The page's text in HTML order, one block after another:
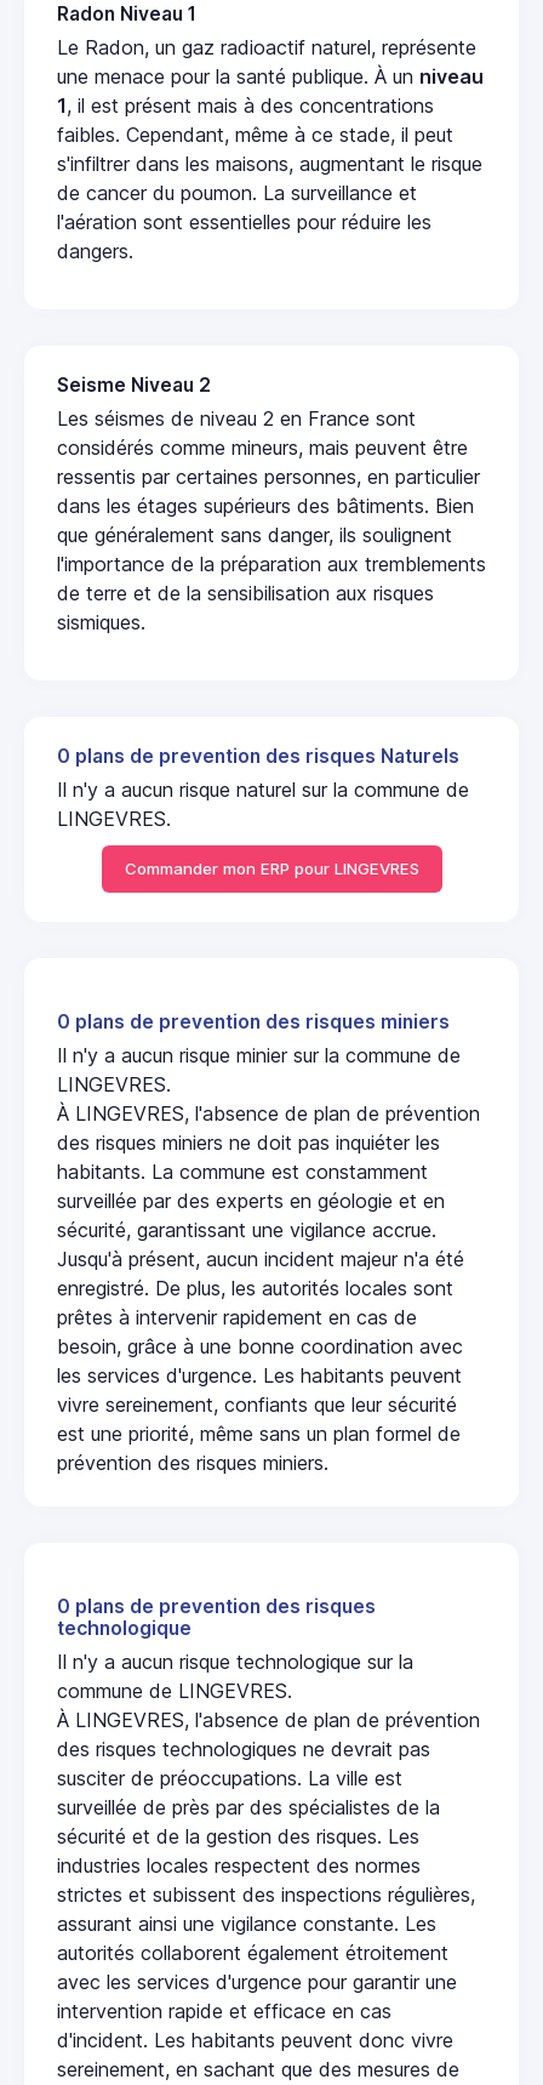
Radon Niveau 1
Le Radon, un gaz radioactif naturel, représente
une menace pour la santé publique. À un niveau
1, il est présent mais à des concentrations
faibles. Cependant, même à ce stade, il peut
s'infiltrer dans les maisons, augmentant le risque
de cancer du poumon. La surveillance et
l'aération sont essentielles pour réduire les
dangers.
Seisme Niveau 2
Les séismes de niveau 2 en France sont
considérés comme mineurs, mais peuvent être
ressentis par certaines personnes, en particulier
dans les étages supérieurs des bâtiments. Bien
que généralement sans danger, ils soulignent
l'importance de la préparation aux tremblements
de terre et de la sensibilisation aux risques
sismiques.
0 plans de prevention des risques Naturels
Il n'y a aucun risque naturel sur la commune de
LINGEVRES.
Commander mon ERP pour LINGEVRES
0 plans de prevention des risques miniers
Il n'y a aucun risque minier sur la commune de
LINGEVRES.
À LINGEVRES, l'absence de plan de prévention
des risques miniers ne doit pas inquiéter les
habitants. La commune est constamment
surveillée par des experts en géologie et en
sécurité, garantissant une vigilance accrue.
Jusqu'à présent, aucun incident majeur n'a été
enregistré. De plus, les autorités locales sont
prêtes à intervenir rapidement en cas de
besoin, grâce à une bonne coordination avec
les services d'urgence. Les habitants peuvent
vivre sereinement, confiants que leur sécurité
est une priorité, même sans un plan formel de
prévention des risques miniers.
0 plans de prevention des risques
technologique
Il n'y a aucun risque technologique sur la
commune de LINGEVRES.
À LINGEVRES, l'absence de plan de prévention
des risques technologiques ne devrait pas
susciter de préoccupations. La ville est
surveillée de près par des spécialistes de la
sécurité et de la gestion des risques. Les
industries locales respectent des normes
strictes et subissent des inspections régulières,
assurant ainsi une vigilance constante. Les
autorités collaborent également étroitement
avec les services d'urgence pour garantir une
intervention rapide et efficace en cas
d'incident. Les habitants peuvent donc vivre
sereinement, en sachant que des mesures de